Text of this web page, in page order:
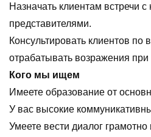
Назначать клиентам встречи
представителями.
Консультировать клиентов
отрабатывать возражения при
Кого мы ищем
Имеете образование от
У вас высокие
Умеете вести диалог